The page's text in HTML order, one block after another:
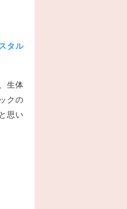
タル
生体
クの
思い